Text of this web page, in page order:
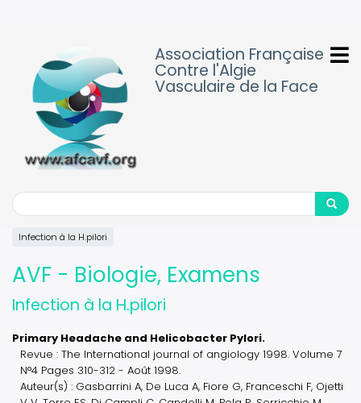
Association Française
Contre l'Algie
Vasculaire de la Face
Search
Search
Infection à la H.pilori
AVF - Biologie, Examens
Infection à la H.pilori
Primary Headache and Helicobacter Pylori.
Revue : The International journal of angiology 1998. Volume 7
N°4 Pages 310-312 - Août 1998.
Auteur(s) : Gasbarrini A, De Luca A, Fiore G, Franceschi F, Ojetti